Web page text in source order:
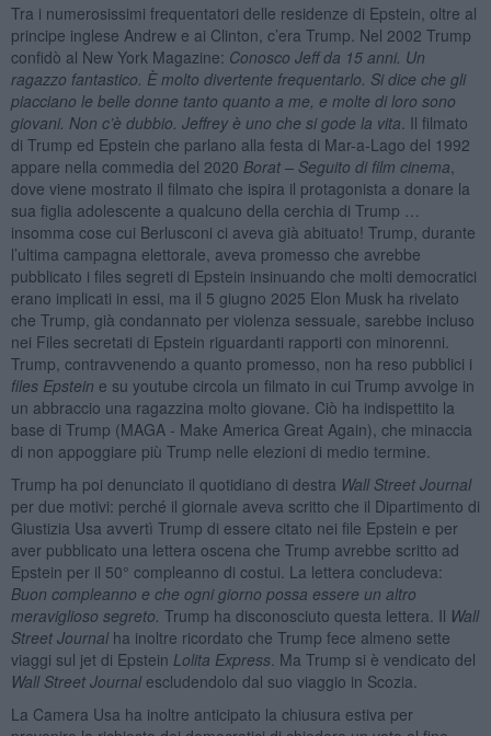
Tra i numerosissimi frequentatori delle residenze di Epstein, oltre al
principe inglese Andrew e ai Clinton, c’era Trump. Nel 2002 Trump
confidò al New York Magazine: Conosco Jeff da 15 anni. Un
ragazzo fantastico. È molto divertente frequentarlo. Si dice che gli
piacciano le belle donne tanto quanto a me, e molte di loro sono
giovani. Non c’è dubbio. Jeffrey è uno che si gode la vita . Il filmato
di Trump ed Epstein che parlano alla festa di Mar-a-Lago del 1992
appare nella commedia del 2020 Borat – Seguito di film cinema
dove viene mostrato il filmato che ispira il protagonista a donare la
sua figlia adolescente a qualcuno della cerchia di Trump …
insomma cose cui Berlusconi ci aveva già abituato! Trump, durante
l’ultima campagna elettorale, aveva promesso che avrebbe
pubblicato i files segreti di Epstein insinuando che molti democratici
erano implicati in essi, ma il 5 giugno 2025 Elon Musk ha rivelato
che Trump, già condannato per violenza sessuale, sarebbe incluso
nei Files secretati di Epstein riguardanti rapporti con minorenni.
Trump, contravvenendo a quanto promesso, non ha reso pubblici i
files Epstein e su youtube circola un filmato in cui Trump avvolge in
un abbraccio una ragazzina molto giovane. Ciò ha indispettito la
base di Trump (MAGA - Make America Great Again), che minaccia
di non appoggiare più Trump nelle elezioni di medio termine.
Trump ha poi denunciato il quotidiano di destra Wall Street Journal
per due motivi: perché il giornale aveva scritto che il Dipartimento di
Giustizia Usa avvertì Trump di essere citato nei file Epstein e per
aver pubblicato una lettera oscena che Trump avrebbe scritto ad
Epstein per il 50° compleanno di costui. La lettera concludeva:
Buon compleanno e che ogni giorno possa essere un altro
meraviglioso segreto. Trump ha disconosciuto questa lettera. Il Wall
Street Journalha inoltre ricordato che Trump fece almeno sette
viaggi sul jet di Epstein Lolita Express. Ma Trump si è vendicato del
Wall Street Journalescludendolo dal suo viaggio in Scozia.
La Camera Usa ha inoltre anticipato la chiusura estiva per